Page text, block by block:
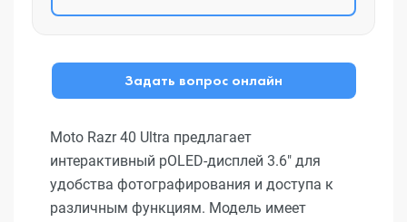
Задать вопрос онлайн
Moto Razr 40 Ultra предлагает
интерактивный pOLED-дисплей 3.6" для
удобства фотографирования и доступа к
различным функциям. Модель имеет